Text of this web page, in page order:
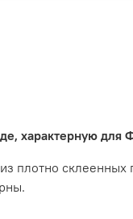
характерную для
плотно склеенных